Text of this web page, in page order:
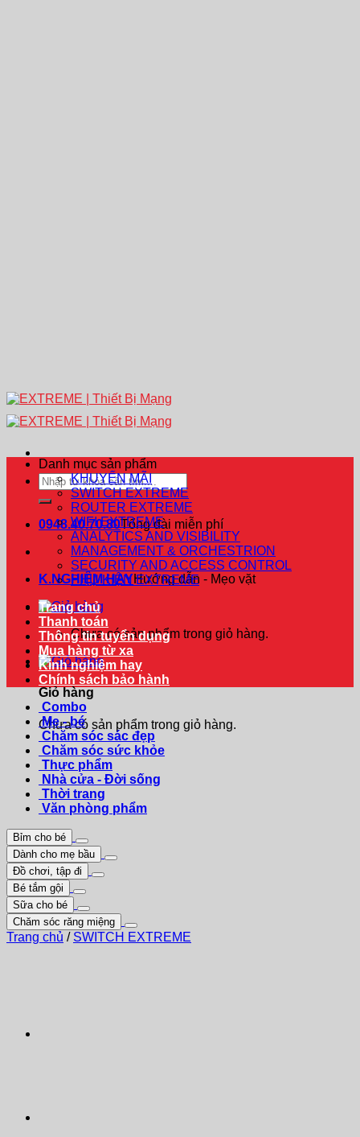
Tìm
kiếm:
0948.40.70.80Tổng đài miễn phí
K.NGHIỆM HAYHướng dẫn - Mẹo vặt
Chưa có sản phẩm trong giỏ hàng.
Giỏ hàng
Chưa có sản phẩm trong giỏ hàng.
Danh mục sản phẩm
KHUYẾN MÃI
SWITCH EXTREME
ROUTER EXTREME
WIFI EXTREME
ANALYTICS AND VISIBILITY
MANAGEMENT & ORCHESTRION
SECURITY AND ACCESS CONTROL
PHỤ KIỆN EXTREME
Trang chủ
Thanh toán
Thông tin tuyển dụng
Mua hàng từ xa
Kinh nghiệm hay
Chính sách bảo hành
Combo
Mẹ - bé
Chăm sóc sác đẹp
Chăm sóc sức khỏe
Thực phẩm
Nhà cửa - Đời sống
Thời trang
Văn phòng phẩm
Bỉm cho bé
Dành cho mẹ bầu
Đồ chơi, tập đi
Bé tắm gội
Sữa cho bé
Chăm sóc răng miệng
Trang chủ / SWITCH EXTREME